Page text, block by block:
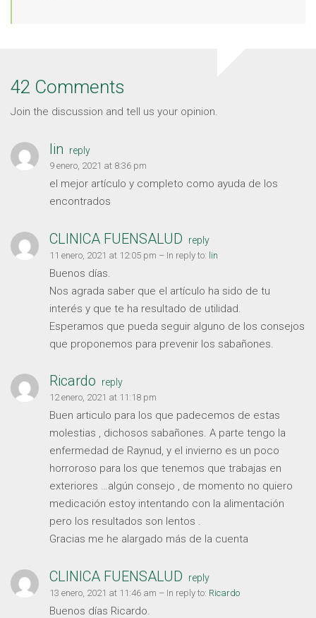
42 Comments
Join the discussion and tell us your opinion.
lin reply
9 enero, 2021 at 8:36 pm
el mejor artículo y completo como ayuda de los
encontrados
CLINICA FUENSALUD reply
11 enero, 2021 at 12:05 pm – In reply to: lin
Buenos días.
Nos agrada saber que el artículo ha sido de tu
interés y que te ha resultado de utilidad.
Esperamos que pueda seguir alguno de los consejos
que proponemos para prevenir los sabañones.
Ricardo reply
12 enero, 2021 at 11:18 pm
Buen articulo para los que padecemos de estas
molestias , dichosos sabañones. A parte tengo la
enfermedad de Raynud, y el invierno es un poco
horroroso para los que tenemos que trabajas en
exteriores …algún consejo , de momento no quiero
medicación estoy intentando con la alimentación
pero los resultados son lentos .
Gracias me he alargado más de la cuenta
CLINICA FUENSALUD reply
13 enero, 2021 at 11:46 am – In reply to: Ricardo
Buenos días Ricardo.